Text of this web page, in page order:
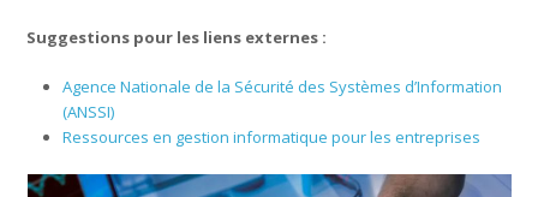
Suggestions pour les liens externes :
Agence Nationale de la Sécurité des Systèmes d’Information
(ANSSI)
Ressources en gestion informatique pour les entreprises